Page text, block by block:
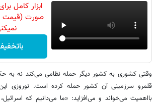
ابزار کامل
صورت (قیمت
وقتی کشوری به کشور دیگر حمله نظامی می‌کند نه به
قلمرو سرزمینی آن کشور حمله کرده است. نوروزی
بااهمیت می‌خواند و می‌افزاید: «ما می‌دانیم که